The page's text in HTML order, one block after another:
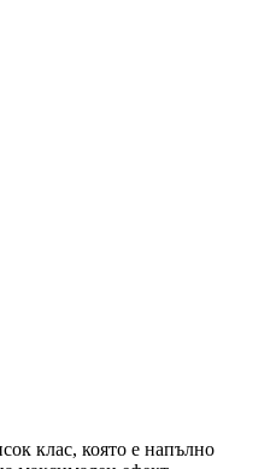
клас, която е напълно